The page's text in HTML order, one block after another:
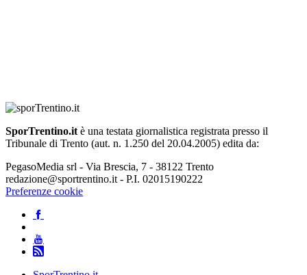
SporTrentino.it è una testata giornalistica registrata presso il
Tribunale di Trento (aut. n. 1.250 del 20.04.2005) edita da:
PegasoMedia srl - Via Brescia, 7 - 38122 Trento
redazione@sportrentino.it - P.I. 02015190222
Preferenze cookie